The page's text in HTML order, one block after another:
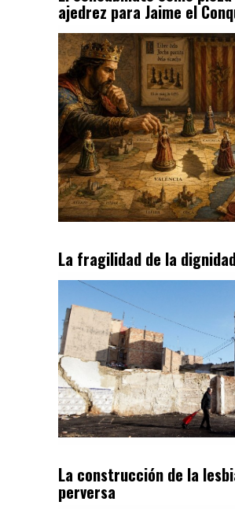
ajedrez para Jaime el
La fragilidad de la
La construcción de la
perversa